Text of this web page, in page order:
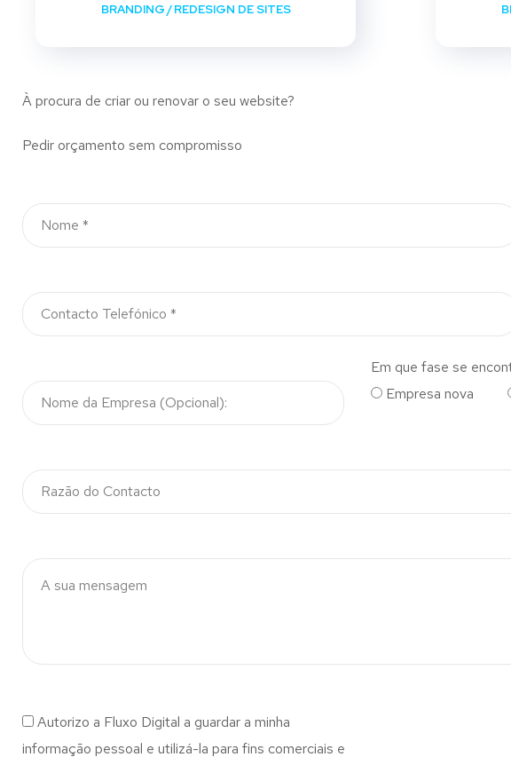
BRANDING/REDESIGN DE SITES
À procura de criar ou renovar o seu website?
Pedir orçamento sem compromisso
Em que fase se
Empresa nova
Autorizo a Fluxo Digital a guardar a minha
informação pessoal e utilizá-la para fins comerciais e